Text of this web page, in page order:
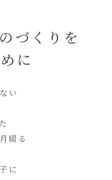
づくりを
に
い
綴る
に